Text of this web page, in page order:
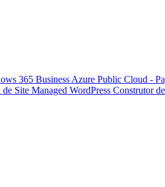
365 Business Azure Public Cloud -
de Site Managed WordPress Construtor